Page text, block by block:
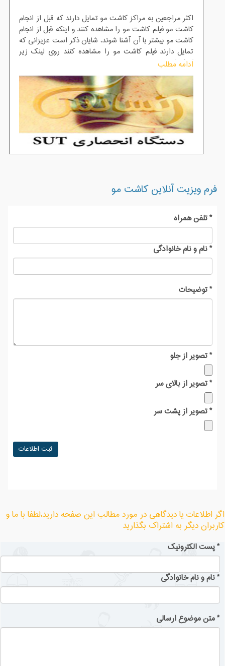
اکثر مراجعین به مراکز کاشت مو تمایل دارند که قبل از انجام
کاشت مو فیلم کاشت مو را مشاهده کنند و اینکه قبل از انجام
کاشت مو بیشتر با آن آشنا شوند، شایان ذکر است عزیزانی که
تمایل دارند فیلم کاشت مو را مشاهده کنند روی لینک زیر
کلیک کنند.
ادامه مطلب
فرم ویزیت آنلاین کاشت مو
*تلفن همراه
*نام و نام خانوادگی
*توضیحات
*تصویر از جلو
*تصویر از بالای سر
*تصویر از پشت سر
اگر اطلاعات یا دیدگاهی در مورد مطالب این صفحه دارید،لطفا با ما و
کاربران دیگر به اشتراک بگذارید
*پست الکترونیک
*نام و نام خانوادگی
*متن موضوع ارسالی